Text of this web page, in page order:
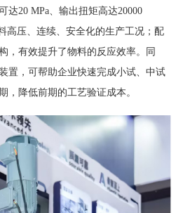
达20 MPa、输出扭矩高达20000
高压、连续、安全化的生产工况；配
，有效提升了物料的反应效率。同
置，可帮助企业快速完成小试、中试
，降低前期的工艺验证成本。